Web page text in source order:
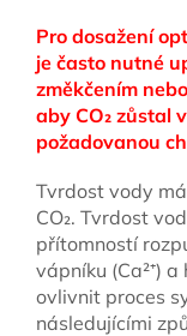
Pro dosažení
je často nutné
změkčením
aby CO₂ zůstal
požadovanou
Tvrdost vody
CO₂. Tvrdost
přítomností
vápníku (Ca²⁺)
ovlivnit proces
následujícími